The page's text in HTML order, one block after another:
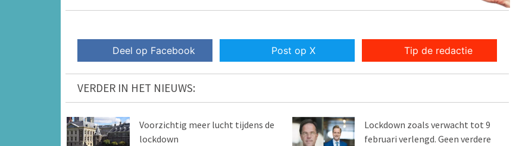
Deel op Facebook Post op X Tip de redactie
VERDER IN HET NIEUWS:
Voorzichtig meer lucht tijdens de
lockdown
Lockdown zoals verwacht tot 9
februari verlengd. Geen verdere